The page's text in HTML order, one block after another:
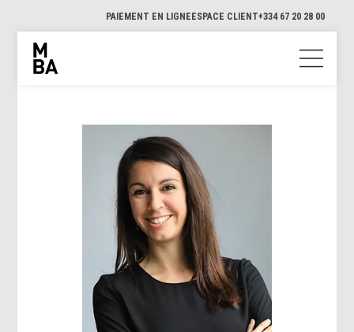
PAIEMENT EN LIGNEESPACE CLIENT+334 67 20 28 00